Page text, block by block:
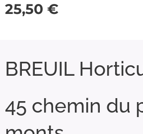
25,50 €
BREUIL
45 chemin du